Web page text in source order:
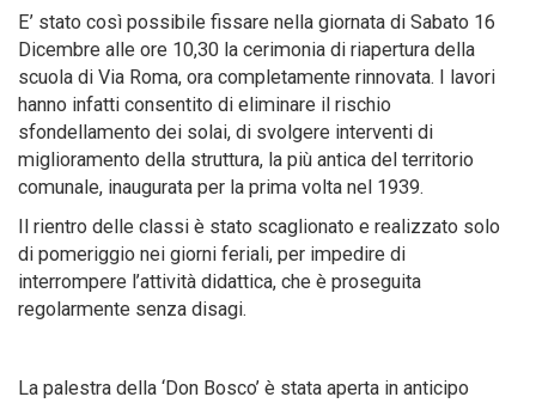
E’ stato così possibile fissare nella giornata di Sabato 16
Dicembre alle ore 10,30 la cerimonia di riapertura della
scuola di Via Roma, ora completamente rinnovata. I lavori
hanno infatti consentito di eliminare il rischio
sfondellamento dei solai, di svolgere interventi di
miglioramento della struttura, la più antica del territorio
comunale, inaugurata per la prima volta nel 1939.
Il rientro delle classi è stato scaglionato e realizzato solo
di pomeriggio nei giorni feriali, per impedire di
interrompere l’attività didattica, che è proseguita
regolarmente senza disagi.
La palestra della ‘Don Bosco’ è stata aperta in anticipo